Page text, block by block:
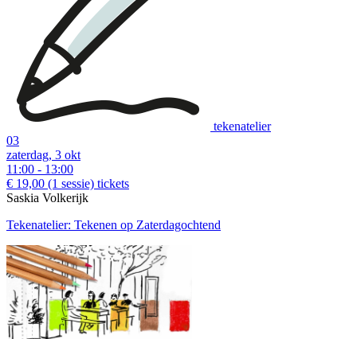
tekenatelier
03
zaterdag, 3 okt
11:00 - 13:00
€ 19,00 (1 sessie) tickets
Saskia Volkerijk
Tekenatelier: Tekenen op Zaterdagochtend